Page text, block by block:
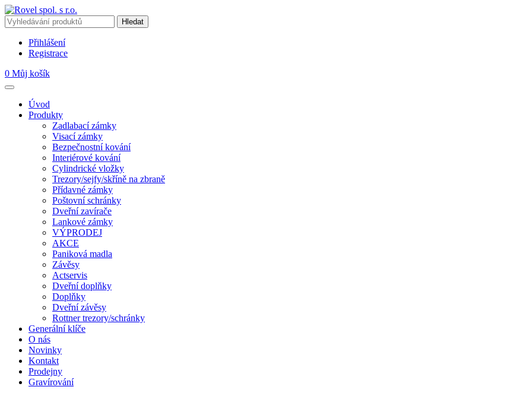
Přihlášení
Registrace
0 Můj košík
Úvod
Produkty
Zadlabací zámky
Visací zámky
Bezpečnostní kování
Interiérové kování
Cylindrické vložky
Trezory/sejfy/skříně na zbraně
Přídavné zámky
Poštovní schránky
Dveřní zavírače
Lankové zámky
VÝPRODEJ
AKCE
Paniková madla
Závěsy
Actservis
Dveřní doplňky
Doplňky
Dveřní závěsy
Rottner trezory/schránky
Generální klíče
O nás
Novinky
Kontakt
Prodejny
Gravírování